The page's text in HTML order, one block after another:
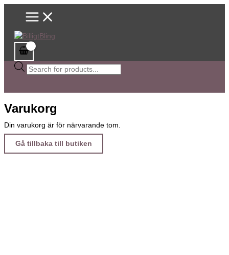
HoppaMain
Sök
efter
Varukorg
Din varukorg är för närvarande tom.
Gå tillbaka till butiken